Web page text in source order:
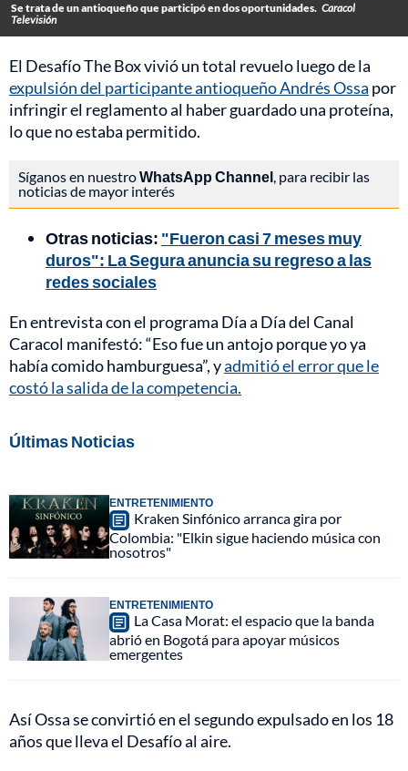
Se trata de un antioqueño que participó en dos oportunidades. Caracol
Televisión
El Desafío The Box vivió un total revuelo luego de la
expulsión del participante antioqueño Andrés Ossa por
infringir el reglamento al haber guardado una proteína,
lo que no estaba permitido.
Síganos en nuestroWhatsApp Channel, para recibir las
noticias de mayor interés
Otras noticias: "Fueron casi 7 meses muy
duros": La Segura anuncia su regreso a las
redes sociales
En entrevista con el programa Día a Día del Canal
Caracol manifestó: “Eso fue un antojo porque yo ya
había comido hamburguesa”, yadmitió el error que le
costó la salida de la competencia.
Últimas Noticias
ENTRETENIMIENTO
Kraken Sinfónico arranca gira por
Colombia: "Elkin sigue haciendo música con
nosotros"
ENTRETENIMIENTO
La Casa Morat: el espacio que la banda
abrió en Bogotá para apoyar músicos
emergentes
Así Ossa se convirtió en el segundo expulsado en los 18
años que lleva el Desafío al aire.